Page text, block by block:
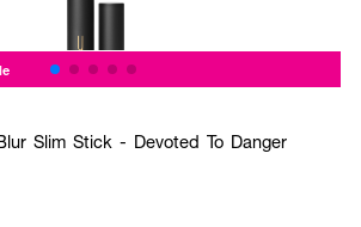
Slim Stick - Devoted To Danger